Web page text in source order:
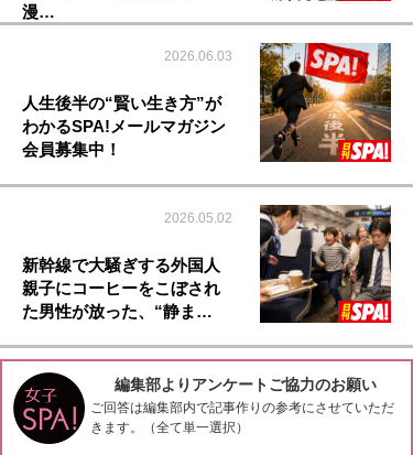
漫…
2026.06.03
人生後半の“賢い生き方”が
わかるSPA!メールマガジン
会員募集中！
2026.05.02
新幹線で大騒ぎする外国人
親子にコーヒーをこぼされ
た男性が放った、“静ま…